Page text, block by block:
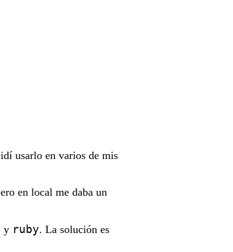
usarlo en varios de mis
en local me daba un
y ruby. La solución es